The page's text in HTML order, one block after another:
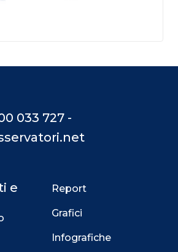
033 727 -
e
Report
Grafici
Infografiche